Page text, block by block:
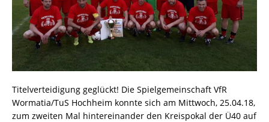
Titelverteidigung geglückt! Die Spielgemeinschaft VfR
Wormatia/TuS Hochheim konnte sich am Mittwoch, 25.04.18,
zum zweiten Mal hintereinander den Kreispokal der Ü40 auf